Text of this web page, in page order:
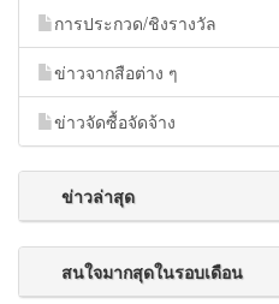
การประกวด/ชิงรางวัล
ข่าวจากสือต่าง ๆ
ข่าวจัดซื้อจัดจ้าง
ข่าวล่าสุด
สนใจมากสุดในรอบเดือน